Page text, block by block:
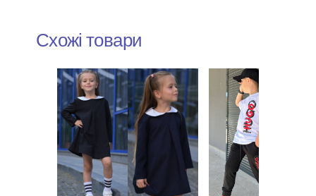
Схожі товари